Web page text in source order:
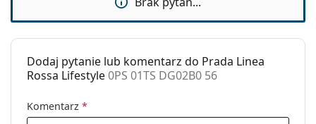
Dodaj pytanie lub komentarz do Prada Linea
Rossa Lifestyle0PS 01TS DG02B0 56
Komentarz *